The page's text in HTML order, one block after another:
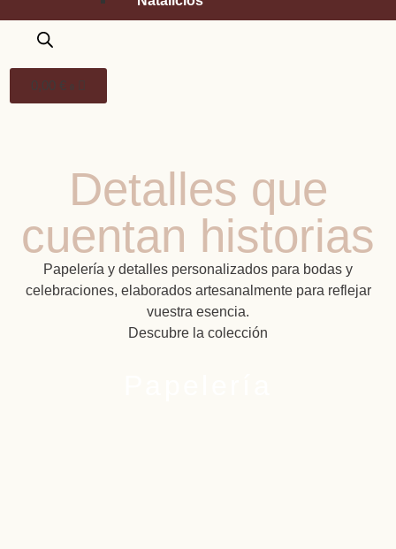
0,00 € 0
Detalles que
cuentan historias
Papelería y detalles personalizados para bodas y
celebraciones, elaborados artesanalmente para reflejar
vuestra esencia.
Descubre la colección